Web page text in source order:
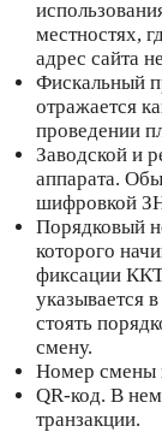
местностях,
адрес сайта
Фискальный
отражается
проведении
Заводской и
аппарата.
шифровкой
Порядковый
которого
фиксации
указывается
стоять
смену.
Номер смены
QR-код. В
транзакции.